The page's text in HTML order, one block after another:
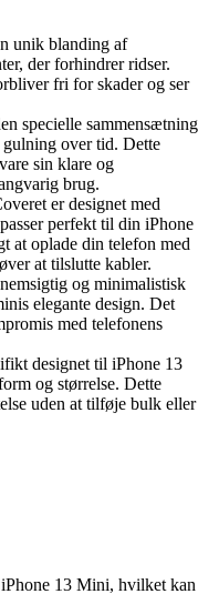
unik blanding af
der forhindrer ridser.
fri for skader og ser
specielle sammensætning
over tid. Dette
sin klare og
brug.
er designet med
perfekt til din iPhone
at oplade din telefon med
at tilslutte kabler.
og minimalistisk
elegante design. Det
med telefonens
designet til iPhone 13
og størrelse. Dette
uden at tilføje bulk eller
13 Mini, hvilket kan